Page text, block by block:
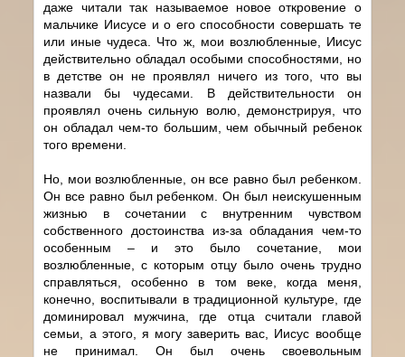
даже читали так называемое новое откровение о
мальчике Иисусе и о его способности совершать те
или иные чудеса. Что ж, мои возлюбленные, Иисус
действительно обладал особыми способностями, но
в детстве он не проявлял ничего из того, что вы
назвали бы чудесами. В действительности он
проявлял очень сильную волю, демонстрируя, что
он обладал чем-то большим, чем обычный ребенок
того времени.
Но, мои возлюбленные, он все равно был ребенком.
Он все равно был ребенком. Он был неискушенным
жизнью в сочетании с внутренним чувством
собственного достоинства из-за обладания чем-то
особенным – и это было сочетание, мои
возлюбленные, с которым отцу было очень трудно
справляться, особенно в том веке, когда меня,
конечно, воспитывали в традиционной культуре, где
доминировал мужчина, где отца считали главой
семьи, а этого, я могу заверить вас, Иисус вообще
не принимал. Он был очень своевольным